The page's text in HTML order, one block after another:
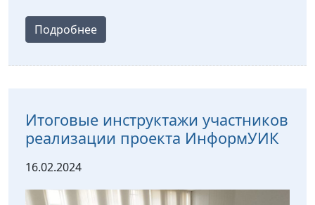
Подробнее
Итоговые инструктажи участников
реализации проекта ИнформУИК
16.02.2024